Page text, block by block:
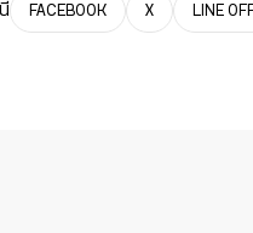
FACEBOOK X LINE